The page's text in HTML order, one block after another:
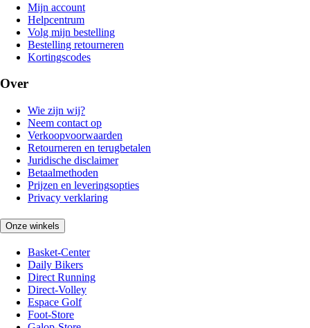
Mijn account
Helpcentrum
Volg mijn bestelling
Bestelling retourneren
Kortingscodes
Over
Wie zijn wij?
Neem contact op
Verkoopvoorwaarden
Retourneren en terugbetalen
Juridische disclaimer
Betaalmethoden
Prijzen en leveringsopties
Privacy verklaring
Onze winkels
Basket-Center
Daily Bikers
Direct Running
Direct-Volley
Espace Golf
Foot-Store